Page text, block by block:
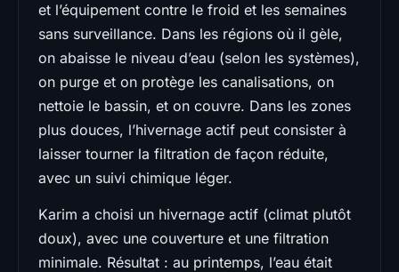
et l’équipement contre le froid et les semaines
sans surveillance. Dans les régions où il gèle,
on abaisse le niveau d’eau (selon les systèmes),
on purge et on protège les canalisations, on
nettoie le bassin, et on couvre. Dans les zones
plus douces, l’hivernage actif peut consister à
laisser tourner la filtration de façon réduite,
avec un suivi chimique léger.
Karim a choisi un hivernage actif (climat plutôt
doux), avec une couverture et une filtration
minimale. Résultat : au printemps, l’eau était